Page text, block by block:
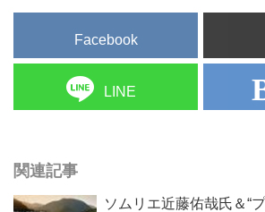
Facebook
LINE
関連記事
ソムリエ近藤佑哉氏＆“